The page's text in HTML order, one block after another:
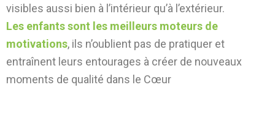
visibles aussi bien à l’intérieur qu’à l’extérieur.
Les enfants sont les meilleurs moteurs de
motivations, ils n’oublient pas de pratiquer et
entraînent leurs entourages à créer de nouveaux
moments de qualité dans le Cœur